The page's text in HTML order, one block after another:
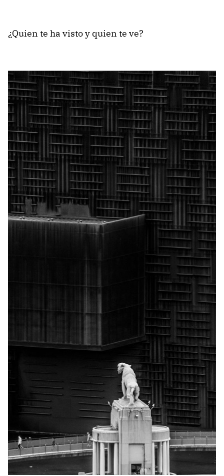
¿Quien te ha visto y quien te ve?